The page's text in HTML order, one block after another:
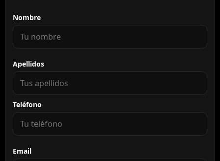
Nombre
Apellidos
Teléfono
Email